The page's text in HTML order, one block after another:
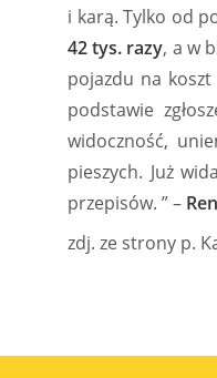
i karą. Tylko od
42 tys. razy, a w
pojazdu na
podstawie
widoczność,
pieszych. Już
przepisów. ” –
zdj. ze strony p.